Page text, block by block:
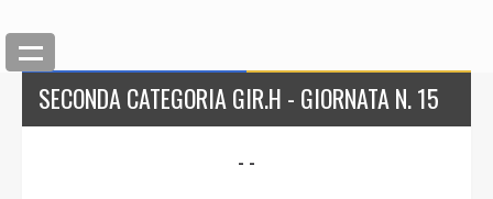
SECONDA CATEGORIA GIR.H - GIORNATA N. 15
- -